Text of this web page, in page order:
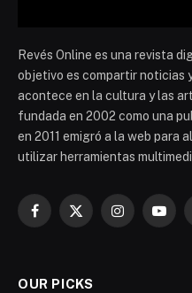
Revés Online es una revista
objetivo es compartir noticias
acontece en la cultura y las
fundada en 2002 como una
en 2011 emigró a la web para
utilizar herramientas
Facebook
X
Instagram
OUR PICKS